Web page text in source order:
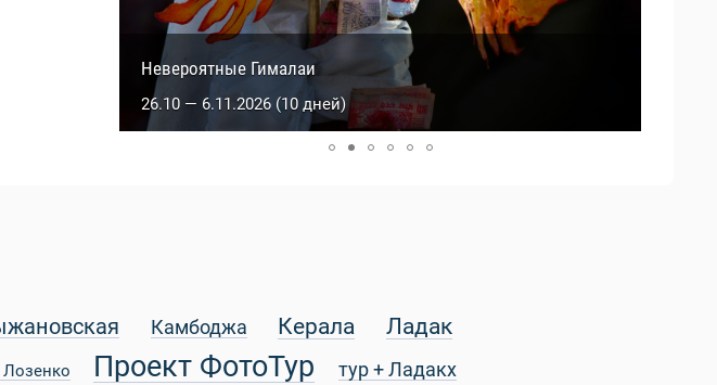
Сакральный Тибет
5.10 — 14.10.2026 (9 дней)
Невероятные Гималаи
26.10 — 6.11.2026 (10 дней)
Камбоджа Керала Ладак
Проект ФотоТур тур + Ладакх